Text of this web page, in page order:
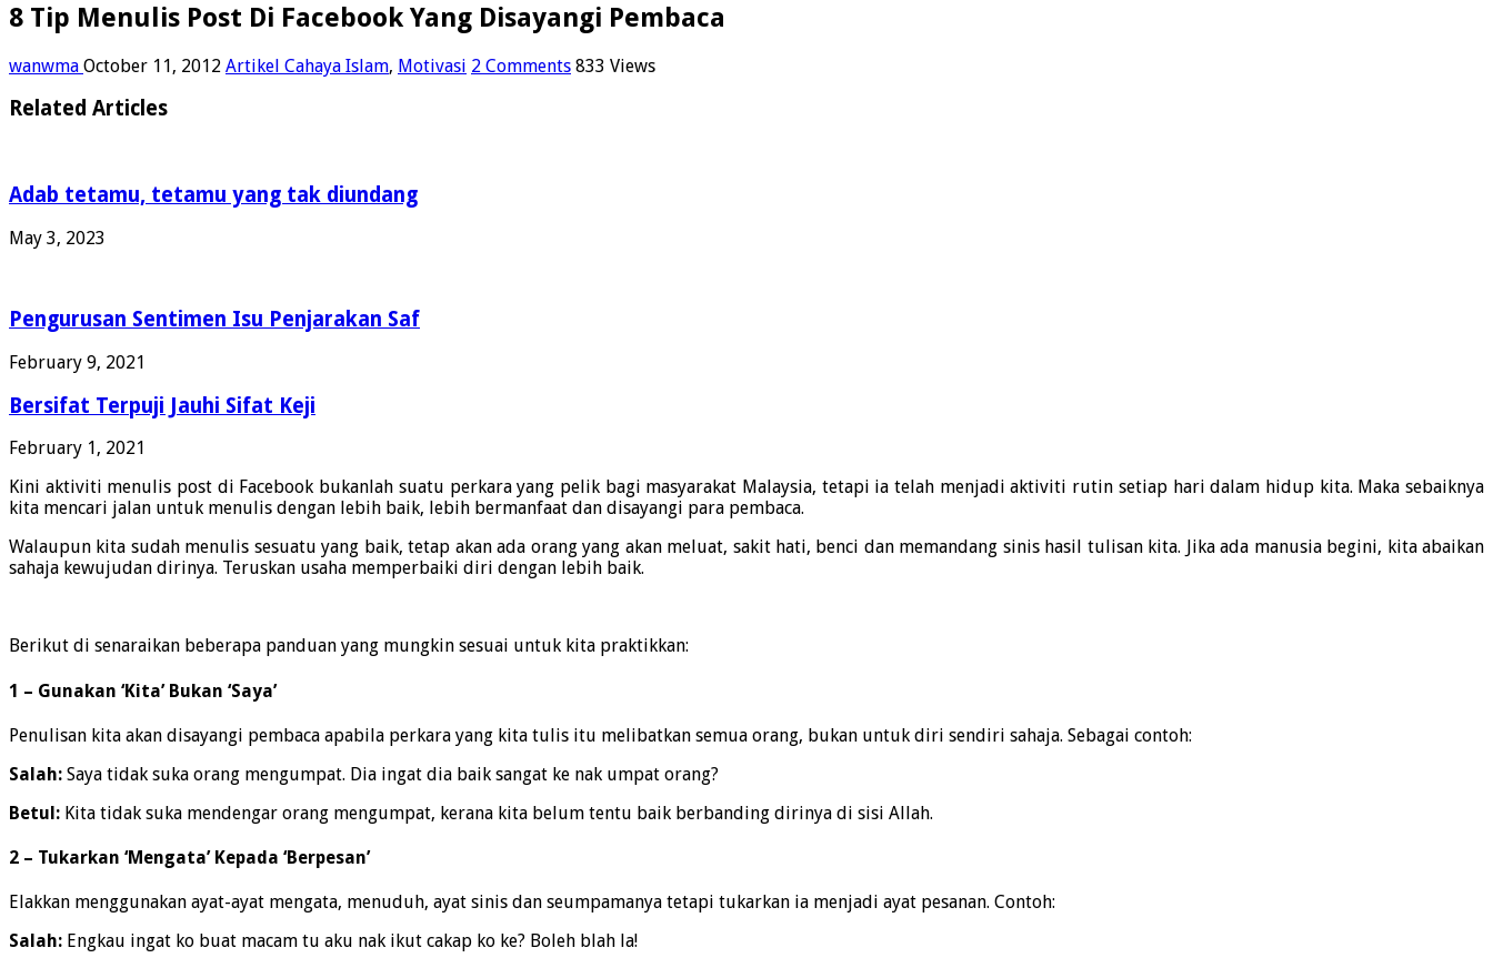
8 Tip Menulis Post Di Facebook Yang Disayangi Pembaca
wanwma October 11, 2012 Artikel Cahaya Islam, Motivasi 2 Comments 833 Views
Related Articles
Adab tetamu, tetamu yang tak diundang
May 3, 2023
Pengurusan Sentimen Isu Penjarakan Saf
February 9, 2021
Bersifat Terpuji Jauhi Sifat Keji
February 1, 2021
Kini aktiviti menulis post di Facebook bukanlah suatu perkara yang pelik bagi masyarakat Malaysia, tetapi ia telah menjadi aktiviti rutin setiap hari dalam hidup kita. Maka sebaiknya
kita mencari jalan untuk menulis dengan lebih baik, lebih bermanfaat dan disayangi para pembaca.
Walaupun kita sudah menulis sesuatu yang baik, tetap akan ada orang yang akan meluat, sakit hati, benci dan memandang sinis hasil tulisan kita. Jika ada manusia begini, kita abaikan
sahaja kewujudan dirinya. Teruskan usaha memperbaiki diri dengan lebih baik.
Berikut di senaraikan beberapa panduan yang mungkin sesuai untuk kita praktikkan:
1 – Gunakan ‘Kita’ Bukan ‘Saya’
Penulisan kita akan disayangi pembaca apabila perkara yang kita tulis itu melibatkan semua orang, bukan untuk diri sendiri sahaja. Sebagai contoh:
Salah: Saya tidak suka orang mengumpat. Dia ingat dia baik sangat ke nak umpat orang?
Betul: Kita tidak suka mendengar orang mengumpat, kerana kita belum tentu baik berbanding dirinya di sisi Allah.
2 – Tukarkan ‘Mengata’ Kepada ‘Berpesan’
Elakkan menggunakan ayat-ayat mengata, menuduh, ayat sinis dan seumpamanya tetapi tukarkan ia menjadi ayat pesanan. Contoh:
Salah: Engkau ingat ko buat macam tu aku nak ikut cakap ko ke? Boleh blah la!